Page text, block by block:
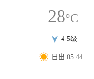
28°C
4-5级
日出 05:44